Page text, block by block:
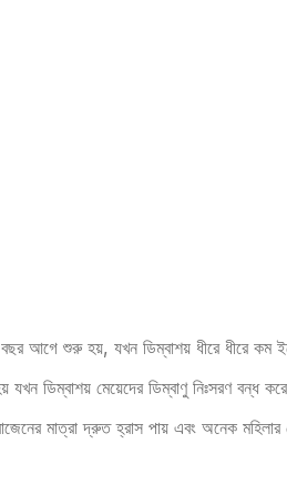
বছর আগে শুরু হয়, যখন ডিম্বাশয় ধীরে ধীরে
যখন ডিম্বাশয় মেয়েদের ডিম্বাণু নিঃসরণ বন্ধ
মাত্রা দ্রুত হ্রাস পায় এবং অনেক